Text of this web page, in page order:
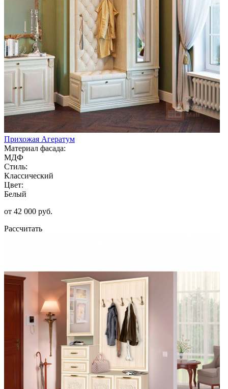
Прихожая Агератум
Материал фасада:
МДФ
Стиль:
Классический
Цвет:
Белый
от 42 000 руб.
Рассчитать